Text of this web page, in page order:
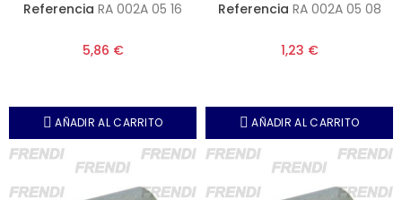
Referencia RA 002A 05 16
5,86 €
AÑADIR AL CARRITO
Referencia RA 002A 05 08
1,23 €
AÑADIR AL CARRITO